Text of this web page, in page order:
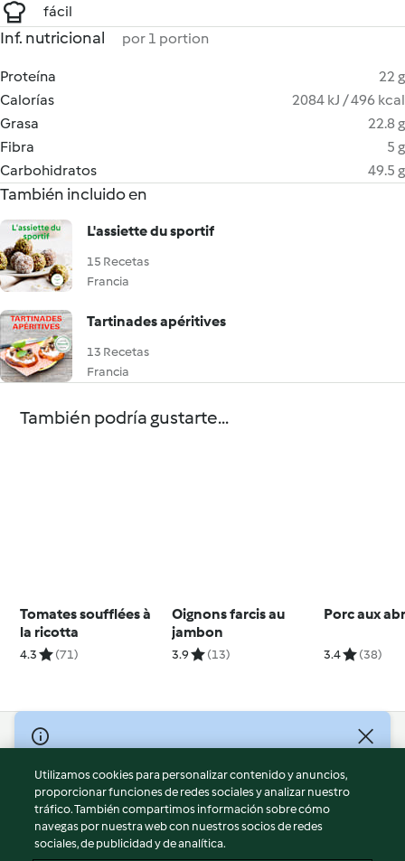
fácil
Inf. nutricional por 1 portion
Proteína
22 g
Calorías
2084 kJ / 496 kcal
Grasa
22.8 g
Fibra
5 g
Carbohidratos
49.5 g
También incluido en
L'assiette du sportif
15 Recetas
Francia
Tartinades apéritives
13 Recetas
Francia
También podría gustarte...
Tomates soufflées à
la ricotta
4.3 (71)
Oignons farcis au
jambon
3.9 (13)
Porc aux
3.4 (38)
© Copyright 2026
Términos de uso
Política de privacidad
Aviso legal
Información legal
Utilizamos cookies para personalizar contenido y anuncios,
proporcionar funciones de redes sociales y analizar nuestro
tráfico. También compartimos información sobre cómo
navegas por nuestra web con nuestros socios de redes
sociales, de publicidad y de analítica.